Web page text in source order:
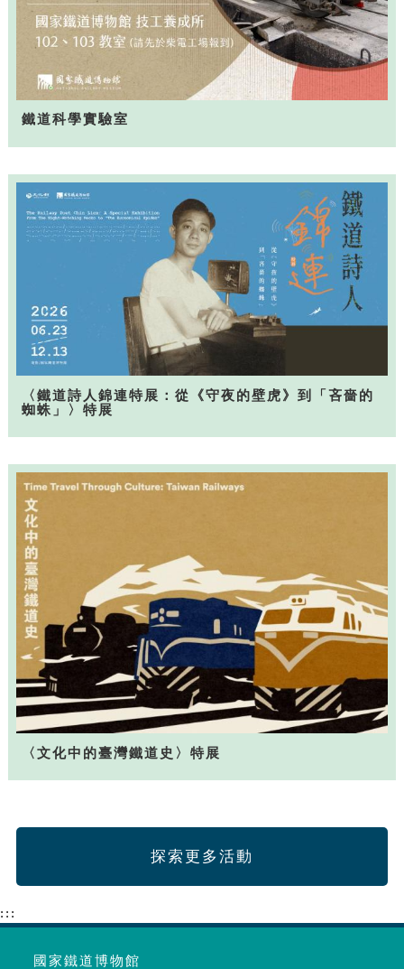
鐵道科學實驗室
〈鐵道詩人錦連特展：從《守夜的壁虎》到「吝嗇的
蜘蛛」〉特展
〈文化中的臺灣鐵道史〉特展
探索更多活動
:::
國家鐵道博物館